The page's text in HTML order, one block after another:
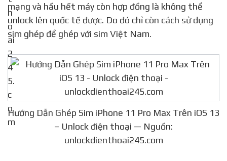
mạng và hầu hết máy còn hợp đồng là không thể
unlock lên quốc tế được. Do đó chỉ còn cách sử dụng
sim ghép để ghép với sim Việt Nam.
Hướng Dẫn Ghép Sim iPhone 11 Pro Max Trên iOS 13
– Unlock điện thoại — Nguồn:
unlockdienthoai245.com